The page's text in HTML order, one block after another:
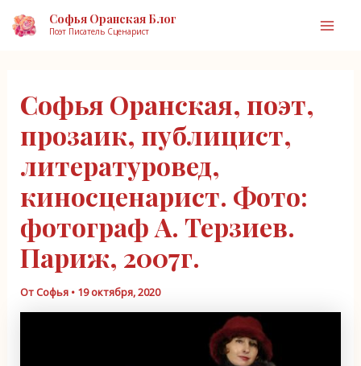
ПерейтиСофья Оранская Блог
Поэт Писатель Сценарист
Софья Оранская, поэт,
прозаик, публицист,
литературовед,
киносценарист. Фото:
фотограф А. Терзиев.
Париж, 2007г.
ОтСофья • 19 октября, 2020